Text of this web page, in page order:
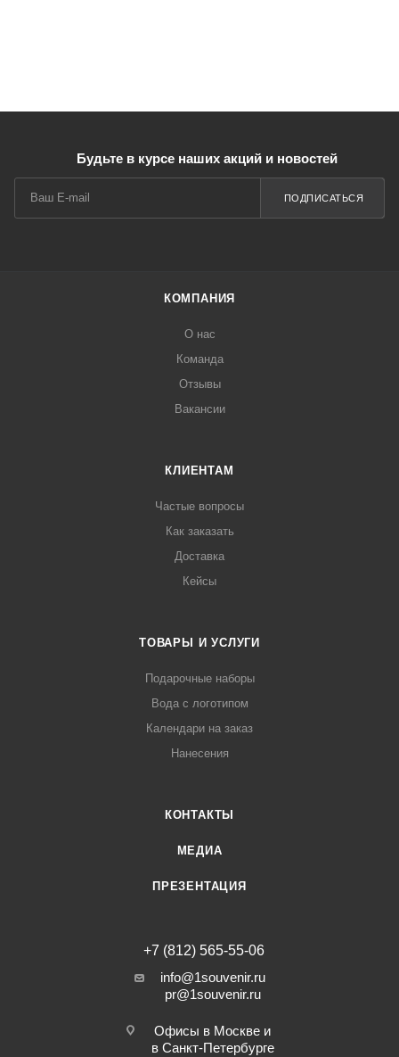
Будьте в курсе наших акций и новостей
ПОДПИСАТЬСЯ
КОМПАНИЯ
О нас
Команда
Отзывы
Вакансии
КЛИЕНТАМ
Частые вопросы
Как заказать
Доставка
Кейсы
ТОВАРЫ И УСЛУГИ
Подарочные наборы
Вода с логотипом
Календари на заказ
Нанесения
КОНТАКТЫ
МЕДИА
ПРЕЗЕНТАЦИЯ
+7 (812) 565-55-06
info@1souvenir.ru
pr@1souvenir.ru
Офисы в Москве и
в Санкт-Петербурге